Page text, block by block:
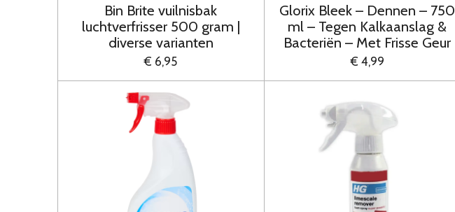
Bin Brite vuilnisbak
luchtverfrisser 500 gram |
diverse varianten
€ 6,95
Glorix Bleek – Dennen – 750
ml – Tegen Kalkaanslag &
Bacteriën – Met Frisse Geur
€ 4,99